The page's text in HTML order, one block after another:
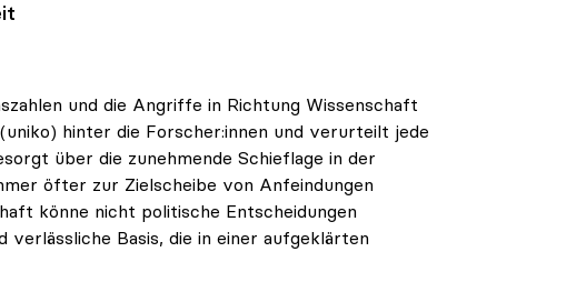
und die Angriffe in Richtung Wissenschaft
hinter die Forscher:innen und verurteilt jede
über die zunehmende Schieflage in der
öfter zur Zielscheibe von Anfeindungen
könne nicht politische Entscheidungen
Basis, die in einer aufgeklärten